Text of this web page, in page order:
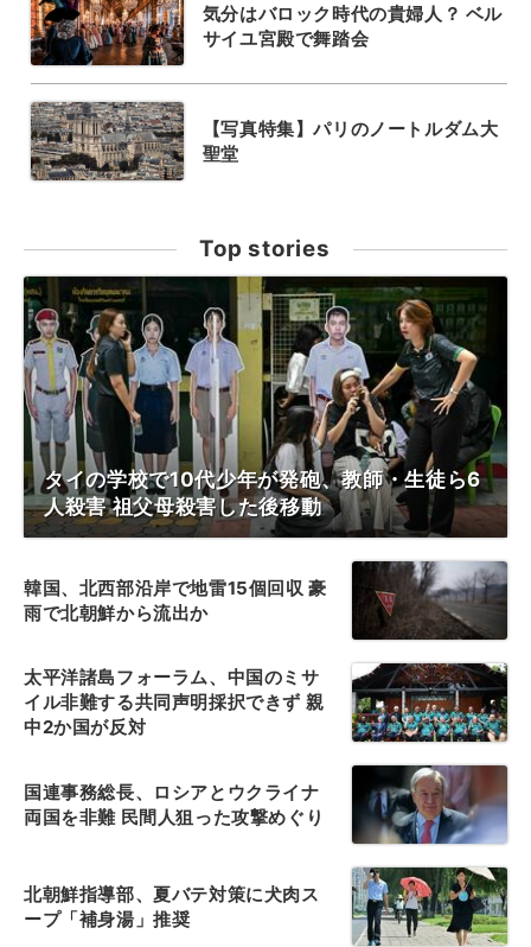
気分はバロック時代の貴婦人？ ベル
サイユ宮殿で舞踏会
【写真特集】パリのノートルダム大
聖堂
Top stories
タイの学校で10代少年が発砲、教師・生徒ら6
人殺害 祖父母殺害した後移動
韓国、北西部沿岸で地雷15個回収 豪
雨で北朝鮮から流出か
太平洋諸島フォーラム、中国のミサ
イル非難する共同声明採択できず 親
中2か国が反対
国連事務総長、ロシアとウクライナ
両国を非難 民間人狙った攻撃めぐり
北朝鮮指導部、夏バテ対策に犬肉ス
ープ「補身湯」推奨